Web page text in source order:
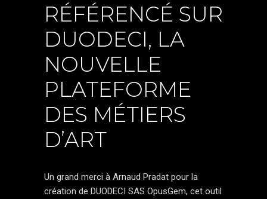
RÉFÉRENCÉ SUR
DUODECI, LA
NOUVELLE
PLATEFORME
DES MÉTIERS
D’ART
Un grand merci à Arnaud Pradat pour la
création de DUODECI SAS OpusGem, cet outil